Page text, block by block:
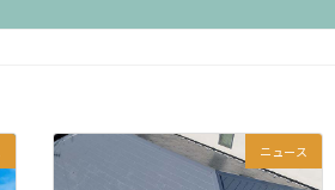
ニュース